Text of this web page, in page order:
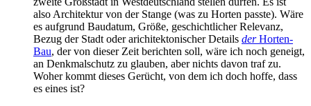
also Architektur von der Stange (was zu Horten passte). Wäre
es aufgrund Baudatum, Größe, geschichtlicher Relevanz,
Bezug der Stadt oder arichitektonischer Details derHorten-
Bau, der von dieser Zeit berichten soll, wäre ich noch geneigt,
an Denkmalschutz zu glauben, aber nichts davon traf zu.
Woher kommt dieses Gerücht, von dem ich doch hoffe, dass
es eines ist?